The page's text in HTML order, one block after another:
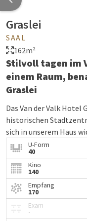
Graslei
SAAL
162m²
Stilvoll tagen im
einem Raum,
Graslei
Das Van der Valk
historischen
sich in unserem Haus
sind nach bekannten
einem der
Die Graslei bildet
Ufer der Leie und war
Handelsplatz. Heute
Charme und die
U-Form
40
Kino
140
Empfang
170
Exam
-